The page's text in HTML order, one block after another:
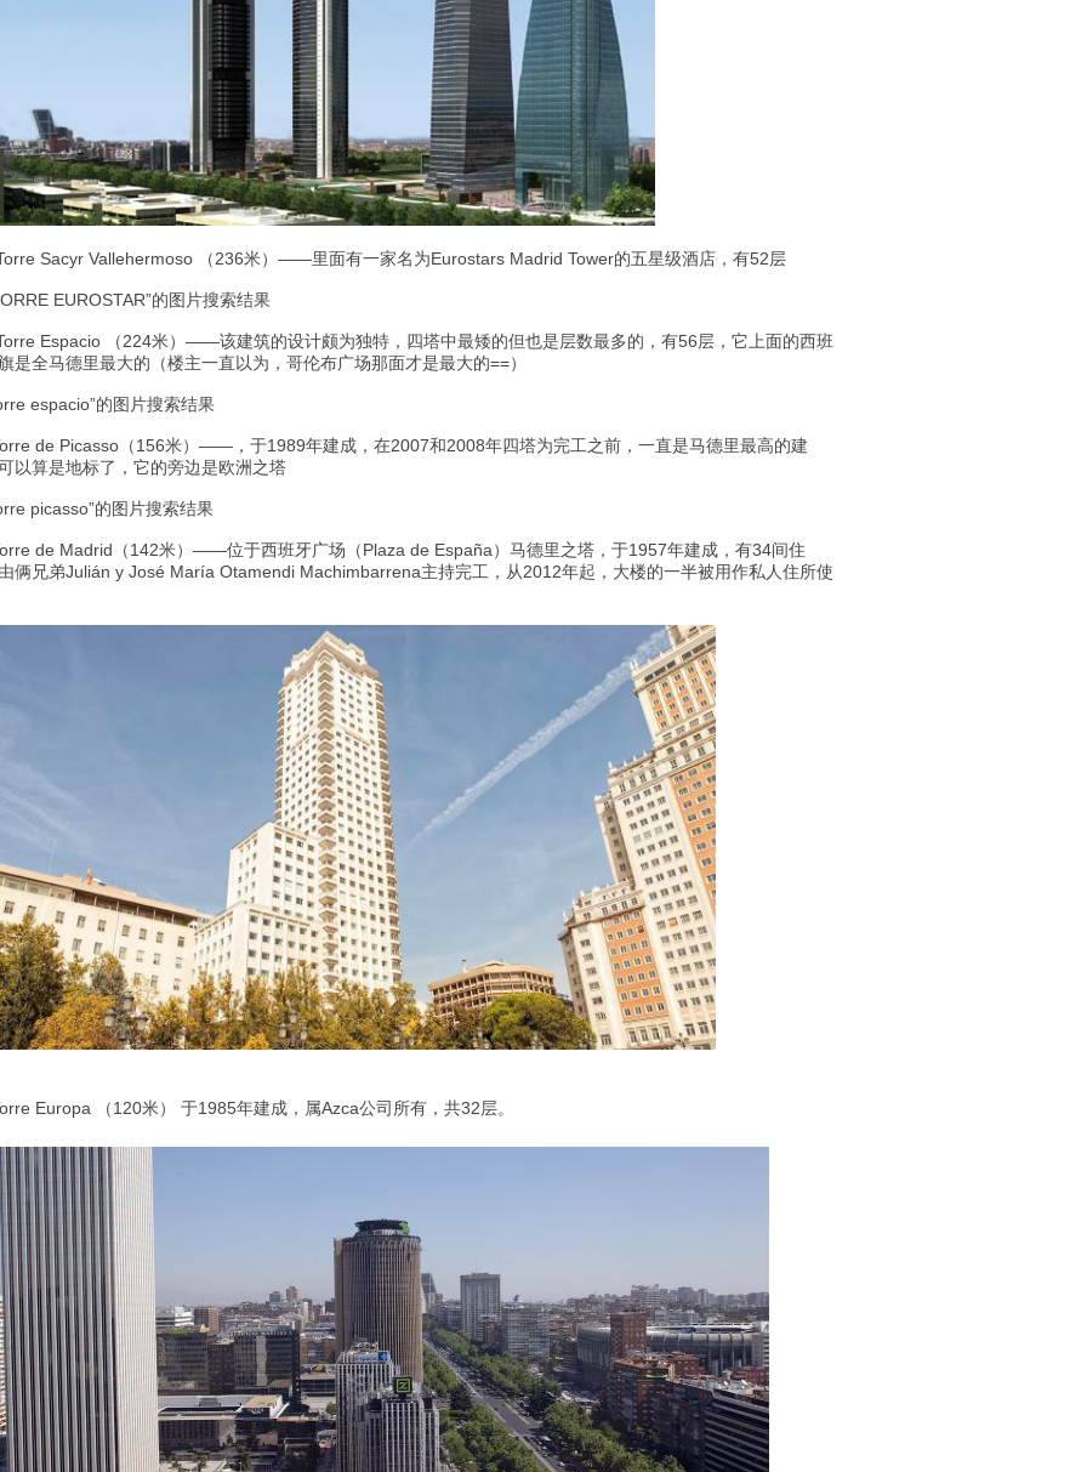
Sacyr Vallehermoso （236米）——里面有一家名为Eurostars Madrid Tower的五星级酒店，有52层
Espacio （224米）——该建筑的设计颇为独特，四塔中最矮的但也是层数最多的，有56层，它上面的西班
是全马德里最大的（楼主一直以为，哥伦布广场那面才是最大的==）
de Picasso（156米）——，于1989年建成，在2007和2008年四塔为完工之前，一直是马德里最高的建
以算是地标了，它的旁边是欧洲之塔
de Madrid（142米）——位于西班牙广场（Plaza de España）马德里之塔，于1957年建成，有34间住
俩兄弟Julián y José María Otamendi Machimbarrena主持完工，从2012年起，大楼的一半被用作私人住所使
Europa （120米） 于1985年建成，属Azca公司所有，共32层。